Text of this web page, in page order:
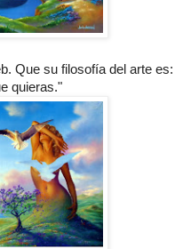
Que su filosofía del arte es:
quieras."